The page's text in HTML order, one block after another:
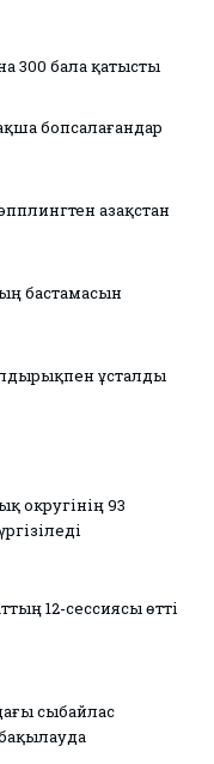
300 бала қатысты
бопсалағандар
Қазақстан
бастамасын
ұсталды
округінің 93
12-сессиясы өтті
сыбайлас